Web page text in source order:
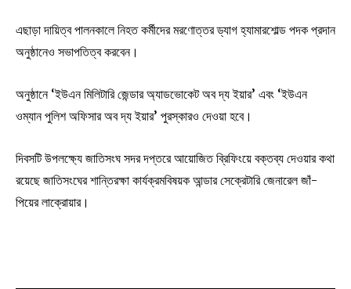
এছাড়া দায়িত্ব পালনকালে নিহত কর্মীদের মরণোত্তর ড্যাগ হ্যামারশোল্ড পদক প্রদান
অনুষ্ঠানেও সভাপতিত্ব করবেন।
অনুষ্ঠানে ‘ইউএন মিলিটারি জেন্ডার অ্যাডভোকেট অব দ্য ইয়ার’ এবং ‘ইউএন
ওম্যান পুলিশ অফিসার অব দ্য ইয়ার’ পুরস্কারও দেওয়া হবে।
দিবসটি উপলক্ষ্যে জাতিসংঘ সদর দপ্তরে আয়োজিত ব্রিফিংয়ে বক্তব্য দেওয়ার কথা
রয়েছে জাতিসংঘের শান্তিরক্ষা কার্যক্রমবিষয়ক আন্ডার সেক্রেটারি জেনারেল জাঁ-
পিয়ের লাক্রোয়ার।